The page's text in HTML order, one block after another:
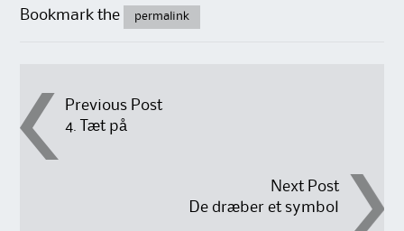
Bookmark the permalink
Post
navigation
Previous Post
4. Tæt på
Next Post
De dræber et symbol